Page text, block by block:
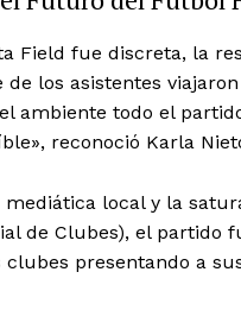
Field fue discreta, la
los asistentes
ambiente todo el
reconoció Karla
local y la
de Clubes), el
presentando a